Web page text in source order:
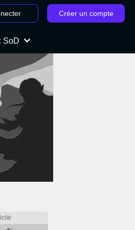
Créer un compte
SoD